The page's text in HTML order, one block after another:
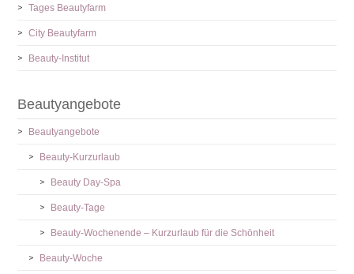
Tages Beautyfarm
City Beautyfarm
Beauty-Institut
Beautyangebote
Beautyangebote
Beauty-Kurzurlaub
Beauty Day-Spa
Beauty-Tage
Beauty-Wochenende – Kurzurlaub für die Schönheit
Beauty-Woche